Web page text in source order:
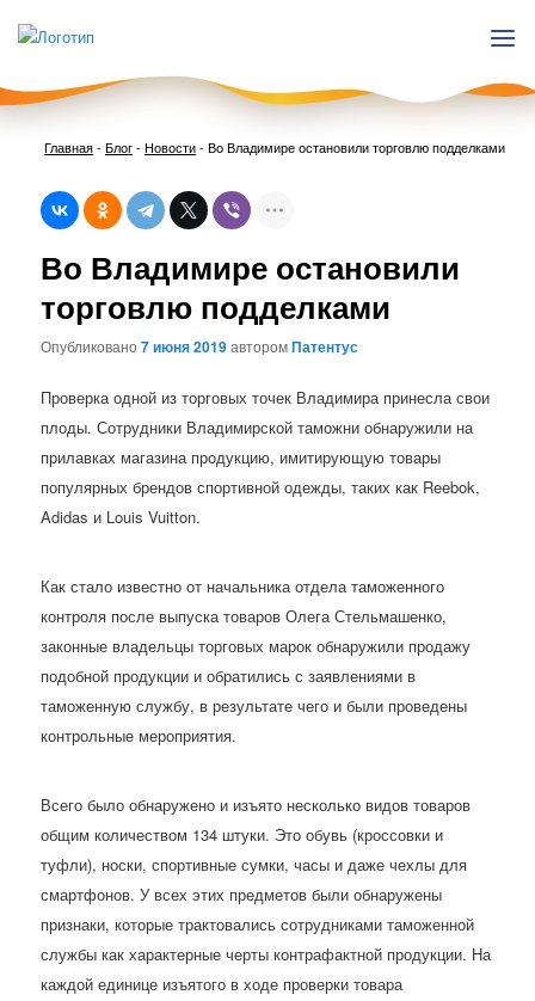
Главная-Блог- Новости- Во Владимире остановили торговлю подделками
Во Владимире остановили
торговлю подделками
Опубликовано7 июня 2019авторомПатентус
Проверка одной из торговых точек Владимира принесла свои
плоды. Сотрудники Владимирской таможни обнаружили на
прилавках магазина продукцию, имитирующую товары
популярных брендов спортивной одежды, таких как Reebok,
Adidas и Louis Vuitton.
Как стало известно от начальника отдела таможенного
контроля после выпуска товаров Олега Стельмашенко,
законные владельцы торговых марок обнаружили продажу
подобной продукции и обратились с заявлениями в
таможенную службу, в результате чего и были проведены
контрольные мероприятия.
Всего было обнаружено и изъято несколько видов товаров
общим количеством 134 штуки. Это обувь (кроссовки и
туфли), носки, спортивные сумки, часы и даже чехлы для
смартфонов. У всех этих предметов были обнаружены
признаки, которые трактовались сотрудниками таможенной
службы как характерные черты контрафактной продукции. На
каждой единице изъятого в ходе проверки товара